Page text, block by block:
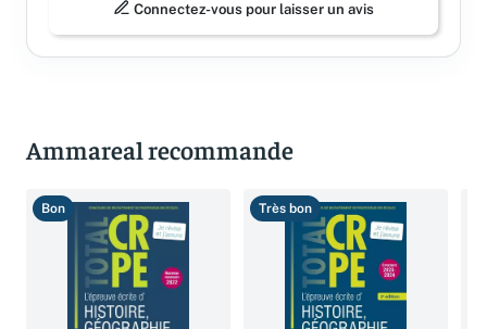
Connectez-vous pour laisser un avis
Ammareal recommande
Bon Très bon